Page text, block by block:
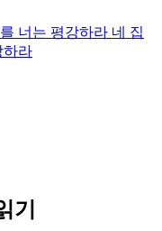
너는 평강하라 네 집
하라
기